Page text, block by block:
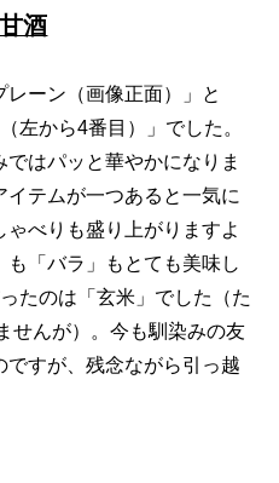
酒
ーン（画像正面）」と
左から4番目）」でした。
はパッと華やかになりま
イテムが一つあると一気に
べりも盛り上がりますよ
「バラ」もとても美味し
たのは「玄米」でした（た
せんが）。今も馴染みの友
すが、残念ながら引っ越